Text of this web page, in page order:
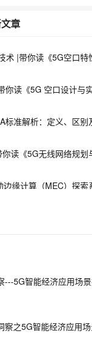
章
术 |带你读《5G空口特
你读《5G 空口设计与
标准解析：定义、区别
读《5G无线网络规划
缘计算（MEC）探索
技术：主要区别详解
能指标 | 《5G移动无
你读《5G无线网络规
---5G智能经济应用场
察之5G智能经济应用场